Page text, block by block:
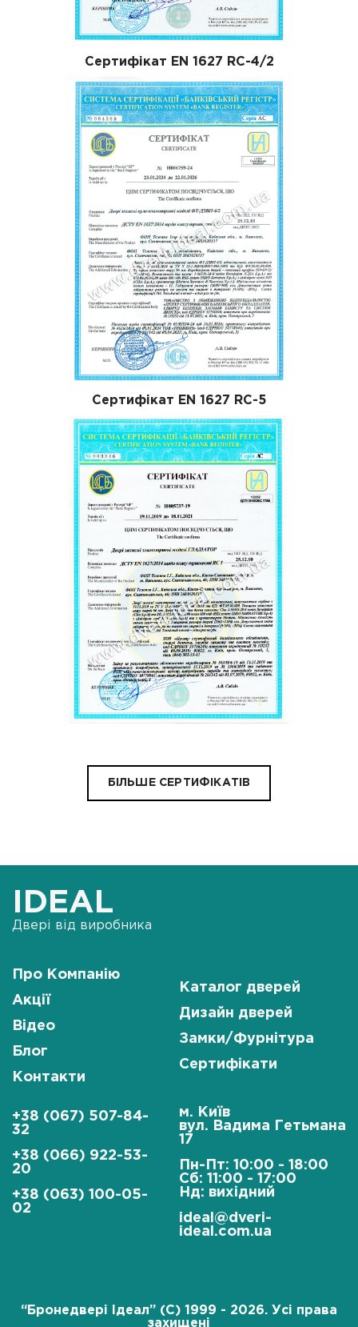
Сертифікат EN 1627 RC-4/2
Сертифікат EN 1627 RC-5
БІЛЬШЕ СЕРТИФІКАТІВ
IDEAL
Двері від виробника
Про Компанію
Акції
Відео
Блог
Контакти
Каталог дверей
Дизайн дверей
Замки/Фурнітура
Сертифікати
+38 (067) 507-84-
32
+38 (066) 922-53-
20
+38 (063) 100-05-
02
м. Київ
вул. Вадима Гетьмана
17
Пн-Пт: 10:00 - 18:00
Сб: 11:00 - 17:00
Нд: вихідний
ideal@dveri-
ideal.com.ua
“Бронедвері Ідеал” (C) 1999 - 2026. Усі права
захищені